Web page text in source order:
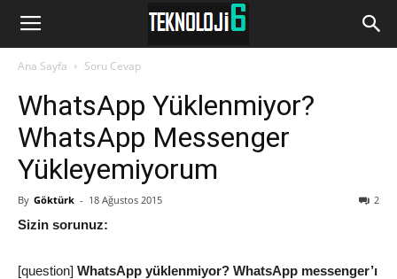
www.Teknoloji6.com
Ana Sayfa Soru Cevap
WhatsApp Yüklenmiyor?
WhatsApp Messenger
Yükleyemiyorum
By Göktürk - 18 Ağustos 2015 2
Sizin sorunuz:
[question] WhatsApp yüklenmiyor? WhatsApp messenger’ı